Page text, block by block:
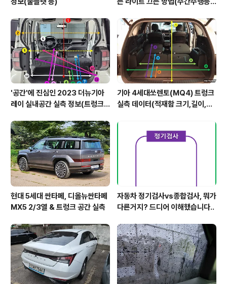
'공간'에 진심인 2023 더뉴기아
레이 실내공간 실측 정보(트렁크,
기아 4세대쏘렌토(MQ4) 트렁크
실측 데이터(적재함 크기,길이,높
현대 5세대 싼타페, 디올뉴싼타페
MX5 2/3열 & 트렁크 공간 실측
자동차 정기검사vs종합검사, 뭐가
다른거지? 드디어 이해했습니다..